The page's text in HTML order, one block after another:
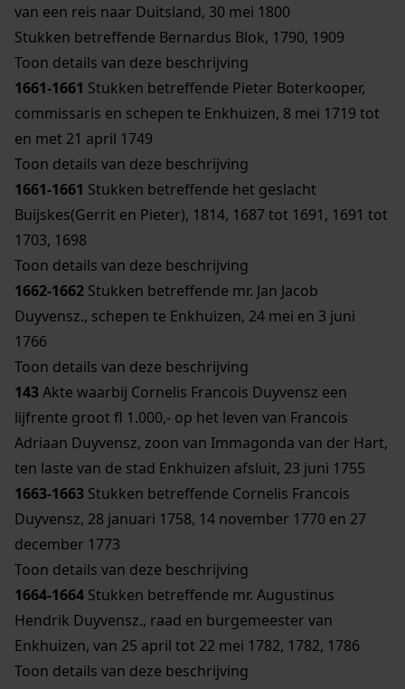
van een reis naar Duitsland, 30 mei 1800
Stukken betreffende Bernardus Blok, 1790, 1909
Toon details van deze beschrijving
1661-1661 Stukken betreffende Pieter Boterkooper,
commissaris en schepen te Enkhuizen, 8 mei 1719 tot
en met 21 april 1749
Toon details van deze beschrijving
1661-1661 Stukken betreffende het geslacht
Buijskes(Gerrit en Pieter), 1814, 1687 tot 1691, 1691 tot
1703, 1698
Toon details van deze beschrijving
1662-1662 Stukken betreffende mr. Jan Jacob
Duyvensz., schepen te Enkhuizen, 24 mei en 3 juni
1766
Toon details van deze beschrijving
143Akte waarbij Cornelis Francois Duyvensz een
lijfrente groot fl 1.000,- op het leven van Francois
Adriaan Duyvensz, zoon van Immagonda van der Hart,
ten laste van de stad Enkhuizen afsluit, 23 juni 1755
1663-1663 Stukken betreffende Cornelis Francois
Duyvensz, 28 januari 1758, 14 november 1770 en 27
december 1773
Toon details van deze beschrijving
1664-1664 Stukken betreffende mr. Augustinus
Hendrik Duyvensz., raad en burgemeester van
Enkhuizen, van 25 april tot 22 mei 1782, 1782, 1786
Toon details van deze beschrijving